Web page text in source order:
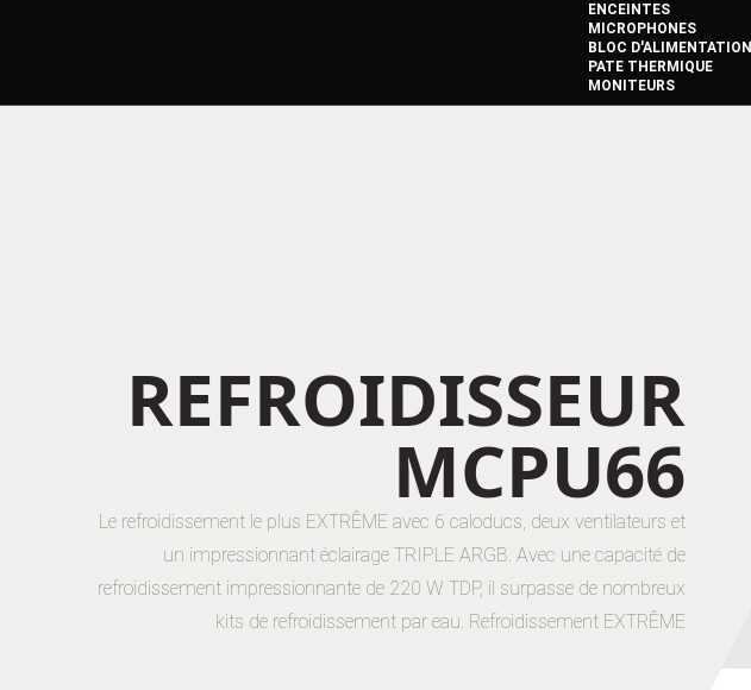
ENCEINTES
MICROPHONES
BLOC D'ALIMENTATION
PATE THERMIQUE
MONITEURS
REFROIDISSEUR
MCPU66
Le refroidissement le plus EXTRÊME avec 6 caloducs, deux ventilateurs et
un impressionnant éclairage TRIPLE ARGB. Avec une capacité de
refroidissement impressionnante de 220 W TDP, il surpasse de nombreux
kits de refroidissement par eau. Refroidissement EXTRÊME